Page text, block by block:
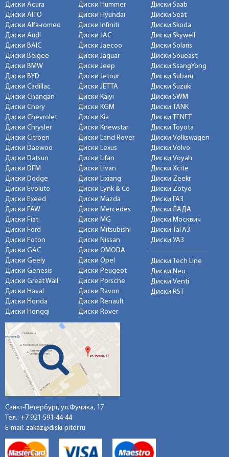
Диски Acura
Диски AITO
Диски Alfa-romeo
Диски Audi
Диски BAIC
Диски Belgee
Диски BMW
Диски BYD
Диски Cadillac
Диски Changan
Диски Chery
Диски Chevrolet
Диски Chrysler
Диски Citroen
Диски Daewoo
Диски Datsun
Диски DFM
Диски Dodge
Диски Evolute
Диски Exeed
Диски FAW
Диски Fiat
Диски Ford
Диски Foton
Диски GAC
Диски Geely
Диски Genesis
Диски Great Wall
Диски Haval
Диски Honda
Диски Hongqi
Диски Hummer
Диски Hyundai
Диски Infiniti
Диски JAC
Диски Jaecoo
Диски Jaguar
Диски Jeep
Диски Jetour
Диски JETTA
Диски Kaiyi
Диски KGM
Диски Kia
Диски Knewstar
Диски Land Rover
Диски Lexus
Диски Lifan
Диски Livan
Диски Lixiang
Диски Lynk & Co
Диски Mazda
Диски Mercedes
Диски MG
Диски Mitsubishi
Диски Nissan
Диски OMODA
Диски Opel
Диски Peugeot
Диски Porsche
Диски Ravon
Диски Renault
Диски Rover
Диски Saab
Диски Seat
Диски Skoda
Диски Skywell
Диски Solaris
Диски Soueast
Диски SsangYong
Диски Subaru
Диски Suzuki
Диски SWM
Диски TANK
Диски TENET
Диски Toyota
Диски Volkswagen
Диски Volvo
Диски Voyah
Диски Xcite
Диски Zeekr
Диски Zotye
Диски ГАЗ
Диски ЛАДА
Диски Москвич
Диски ТаГАЗ
Диски УАЗ
Диски Tech Line
Диски Neo
Диски Venti
Диски RST
Санкт-Петербург, ул.Фучика, 17
Тел.: +7 921-591-44-44
E-mail: zakaz@diski-piter.ru